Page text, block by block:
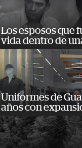
Los esposos que
vida dentro de
Uniformes de
años con